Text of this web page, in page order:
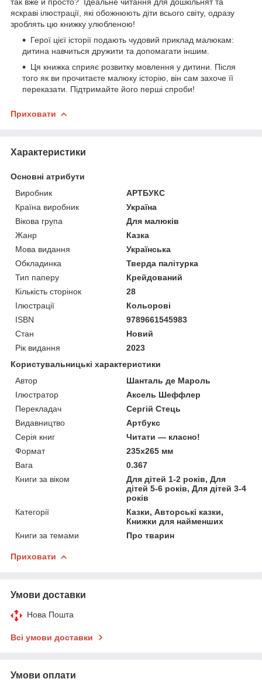
яскраві ілюстрації, які обожнюють діти всього світу, одразу
зроблять цю книжку улюбленою!
Герої цієї історії подають чудовий приклад малюкам:
дитина навчиться дружити та допомагати іншим.
Ця книжка сприяє розвитку мовлення у дитини. Після
того як ви прочитаєте малюку історію, він сам захоче її
переказати. Підтримайте його перші спроби!
Приховати
Характеристики
Основні атрибути
Виробник
АРТБУКС
Країна виробник
Україна
Вікова група
Для малюків
Жанр
Казка
Мова видання
Українська
Обкладинка
Тверда палітурка
Тип паперу
Крейдований
Кількість сторінок
28
Ілюстрації
Кольорові
ISBN
9789661545983
Стан
Новий
Рік видання
2023
Користувальницькі характеристики
Автор
Шанталь де Мароль
Ілюстратор
Аксель Шеффлер
Перекладач
Сергій Стець
Видавництво
Артбукс
Серія книг
Читати — класно!
Формат
235x265 мм
Вага
0.367
Книги за віком
Для дітей 1-2 років, Для
дітей 5-6 років, Для дітей 3-4
років
Категорії
Казки, Авторські казки,
Книжки для найменших
Книги за темами
Про тварин
Приховати
Умови доставки
Нова Пошта
Всі умови доставки
Умови оплати